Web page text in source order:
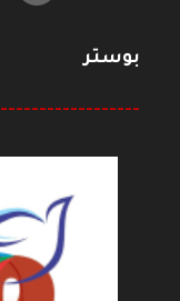
بوستر